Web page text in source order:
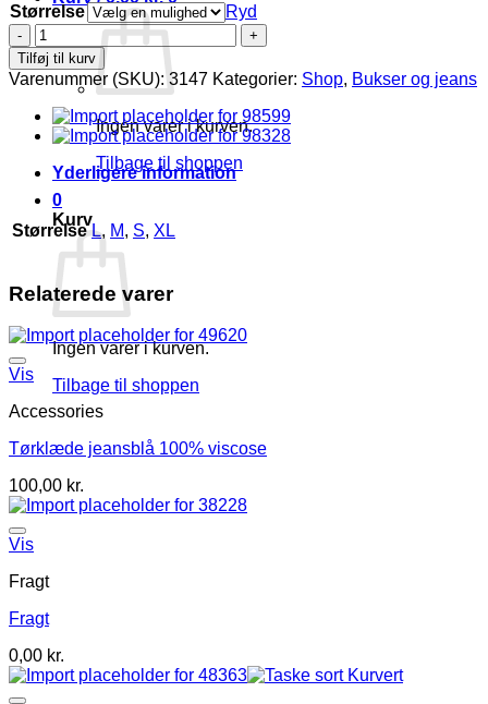
Ingen varer i kurven.
Tilbage til shoppen
0
Kurv
Ingen varer i kurven.
Tilbage til shoppen
Størrelse
Ryd
Wasabi
Sina
buks
navy
Lg:78
antal
Tilføj til kurv
Varenummer (SKU):3147 Kategorier: Shop, Bukser og jeans
Yderligere information
Størrelse L, M, S, XL
Relaterede varer
Vis
Accessories
Tørklæde jeansblå 100% viscose
100,00 kr.
Vis
Fragt
Fragt
0,00 kr.